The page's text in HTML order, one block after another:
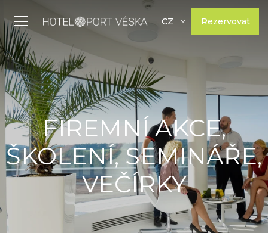
CZ Rezervovat
FIREMNÍ AKCE,
ŠKOLENÍ, SEMINÁŘE,
VEČÍRKY